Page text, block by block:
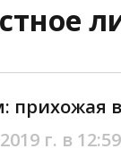
прихожая
г. в 12:59